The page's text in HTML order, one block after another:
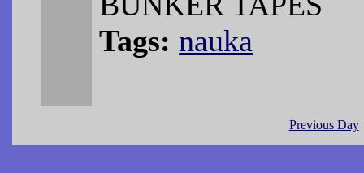
Tags: nauka
Previous Day